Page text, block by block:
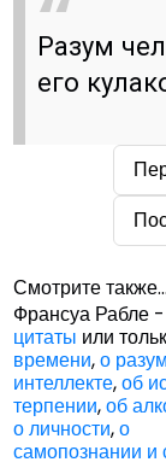
Разум
его
Смотрите также...
Франсуа Рабле -
цитаты или
времени,о
интеллекте,об
терпении,об
о личности,о
самопознании и